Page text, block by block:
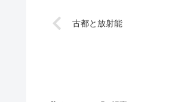
古都と放射能